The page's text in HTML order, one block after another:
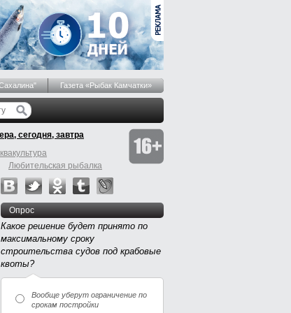
Газета «Рыбак Камчатки»
сегодня, завтра
Любительская рыбалка
Опрос
Какое решение будет принято по
максимальному сроку
строительства судов под крабовые
квоты?
Вообще уберут ограничение по
срокам постройки